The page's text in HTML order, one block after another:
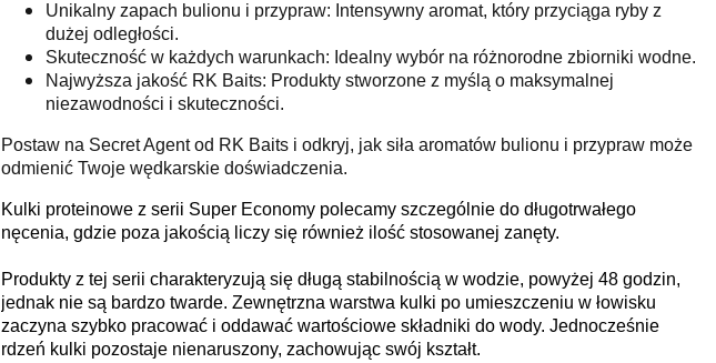
Unikalny zapach bulionu i przypraw: Intensywny aromat, który przyciąga ryby z
dużej odległości.
Skuteczność w każdych warunkach: Idealny wybór na różnorodne zbiorniki wodne.
Najwyższa jakość RK Baits: Produkty stworzone z myślą o maksymalnej
niezawodności i skuteczności.
Postaw na Secret Agent od RK Baits i odkryj, jak siła aromatów bulionu i przypraw może
odmienić Twoje wędkarskie doświadczenia.
Kulki proteinowe z serii Super Economy polecamy szczególnie do długotrwałego
nęcenia, gdzie poza jakością liczy się również ilość stosowanej zanęty.
Produkty z tej serii charakteryzują się długą stabilnością w wodzie, powyżej 48 godzin,
jednak nie są bardzo twarde. Zewnętrzna warstwa kulki po umieszczeniu w łowisku
zaczyna szybko pracować i oddawać wartościowe składniki do wody. Jednocześnie
rdzeń kulki pozostaje nienaruszony, zachowując swój kształt.